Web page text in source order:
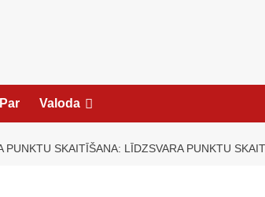
Par Valoda
PUNKTU SKAITĪŠANA: LĪDZSVARA PUNKTU